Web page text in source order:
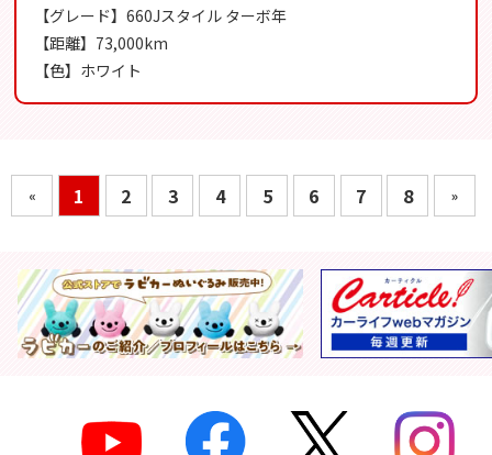
【グレード】660Jスタイル ターボ年
【距離】73,000km
【色】ホワイト
« 1 2 3 4 5 6 7 8 »